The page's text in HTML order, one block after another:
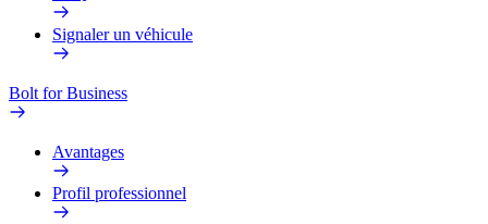
Signaler un véhicule
Bolt for Business
Avantages
Profil professionnel